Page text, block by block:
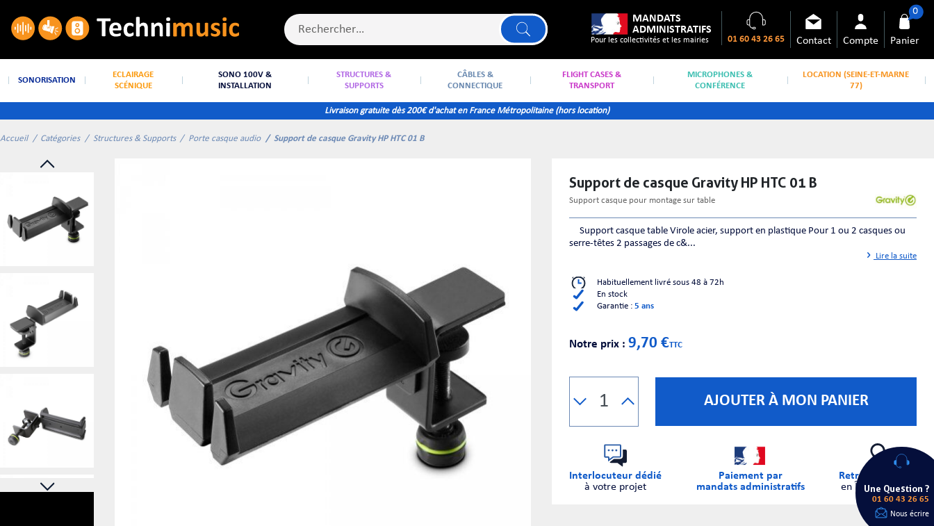
MANDATS
ADMINISTRATIFS
Pour les collectivités et les mairies 01 60 43 26 65 Contact Compte Panier
0
SONORISATION
ECLAIRAGE
SCÉNIQUE
SONO 100V &
INSTALLATION
STRUCTURES &
SUPPORTS
CÂBLES &
CONNECTIQUE
FLIGHT CASES &
TRANSPORT
MICROPHONES &
CONFÉRENCE
LOCATION (SEINE-ET-MARNE
77)
Livraison gratuite dès 200€ d'achat en France Métropolitaine (hors location)
Accueil Catégories Structures & Supports Porte casque audio Support de casque Gravity HP HTC 01 B
Support de casque Gravity HP HTC 01 B
support casque pour montage sur table
​ Support casque table Virole acier, support en plastique Pour 1 ou 2 casques ou
serre-têtes 2 passages de c&...
Lire la suite
Habituellement livré sous 48 à 72h
En stock
Garantie : 5 ans
Notre prix : 9,70 €TTC
AJOUTER À MON PANIER
Interlocuteur dédié
à votre projet
Paiement par
mandats administratifs
Retrait sur place
en Île-de-France
Une Question ?
01 60 43 26 65
Nous écrire